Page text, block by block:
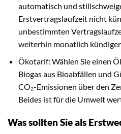
automatisch und
Erstvertragslaufzeit nicht
unbestimmten
weiterhin monatlich
Ökotarif: Wählen Sie einen
Biogas aus Bioabfällen und
CO₂-Emissionen über den
Beides ist für die Umwelt
Was sollten Sie als